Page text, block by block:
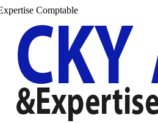
Comptable